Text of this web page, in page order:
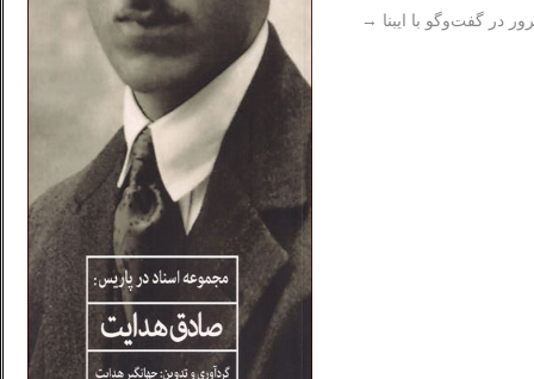
در گفت‌وگو با ایبنا →